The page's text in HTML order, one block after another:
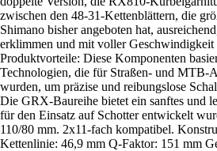
zwischen den 48-31-Kettenblättern, die
Shimano bisher angeboten hat,
erklimmen und mit voller Geschwindigkeit
Produktvorteile: Diese Komponenten
Technologien, die für Straßen- und MTB-
wurden, um präzise und reibungslose
Die GRX-Baureihe bietet ein sanftes und
für den Einsatz auf Schotter entwickelt
110/80 mm. 2x11-fach kompatibel.
Kettenlinie: 46,9 mm Q-Faktor: 151 mm